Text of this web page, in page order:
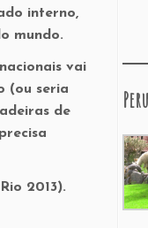
interno,
mundo.
vai
(ou seria
de
2013).